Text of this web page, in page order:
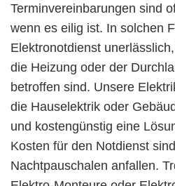
Terminvereinbarungen sind
wenn es eilig ist. In solchen
Elektronotdienst
die Heizung oder der
betroffen sind. Unsere
die Hauselektrik oder
und kostengünstig eine
Kosten für den Notdienst
Nachtpauschalen anfallen.